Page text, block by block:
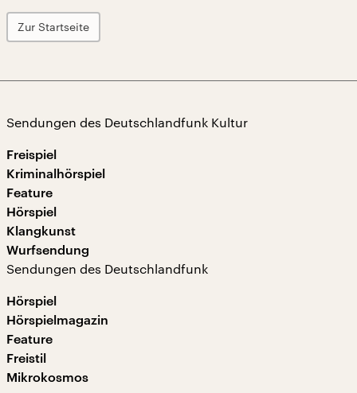
Zur Startseite
Sendungen des Deutschlandfunk Kultur
Freispiel
Kriminalhörspiel
Feature
Hörspiel
Klangkunst
Wurfsendung
Sendungen des Deutschlandfunk
Hörspiel
Hörspielmagazin
Feature
Freistil
Mikrokosmos